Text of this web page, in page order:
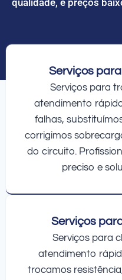
Serviços
Serviços para
atendimento
falhas,
corrigimos
do circuito.
preciso e
Serviços
Serviços para
atendimento
trocamos